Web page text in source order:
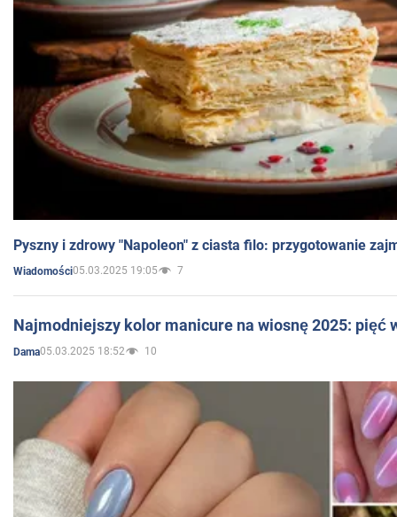
Pyszny i zdrowy "Napoleon" z ciasta filo: przygotowanie
Wiadomości05.03.2025 19:05 7
Najmodniejszy kolor manicure na wiosnę 2025: pięć
Dama05.03.2025 18:52 10